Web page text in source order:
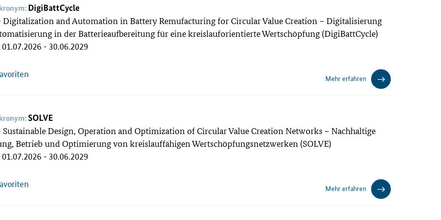
DigiBattCycle
Digitalization and Automation in Battery Remufacturing for Circular Value Creation – Digitalisierung
in der Batterieaufbereitung für eine kreislauforientierte Wertschöpfung (DigiBattCycle)
01.07.2026 - 30.06.2029
Mehr erfahren
SOLVE
Sustainable Design, Operation and Optimization of Circular Value Creation Networks – Nachhaltige
Betrieb und Optimierung von kreislauffähigen Wertschöpfungsnetzwerken (SOLVE)
01.07.2026 - 30.06.2029
Mehr erfahren